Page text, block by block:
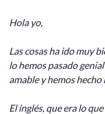
Hola yo,
Las cosas ha ido muy
lo hemos pasado
amable y hemos hecho
El inglés, que era lo